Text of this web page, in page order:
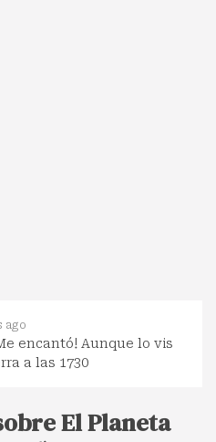
ago
encantó! Aunque lo vis
a las 1730
El Planeta